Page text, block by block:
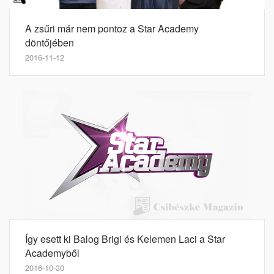
A zsűri már nem pontoz a Star Academy
döntőjében
2016-11-12
Így esett ki Balog Brigi és Kelemen Laci a Star
Academyből
2016-10-30